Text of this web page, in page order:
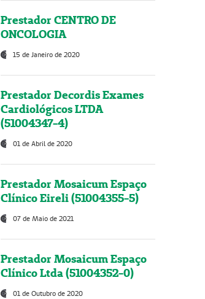
Prestador CENTRO DE
ONCOLOGIA
15 de Janeiro de 2020
Prestador Decordis Exames
Cardiológicos LTDA
(51004347-4)
01 de Abril de 2020
Prestador Mosaicum Espaço
Clínico Eireli (51004355-5)
07 de Maio de 2021
Prestador Mosaicum Espaço
Clínico Ltda (51004352-0)
01 de Outubro de 2020